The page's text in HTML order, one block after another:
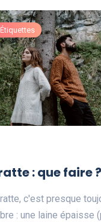
: que faire ?
c'est presque
: une laine épaisse